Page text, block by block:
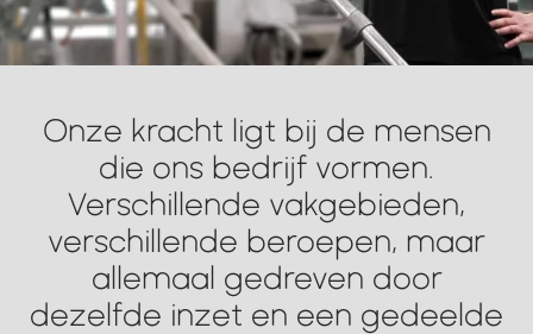
Onze kracht ligt bij de mensen
die ons bedrijf vormen.
Verschillende vakgebieden,
verschillende beroepen, maar
allemaal gedreven door
dezelfde inzet en een gedeelde